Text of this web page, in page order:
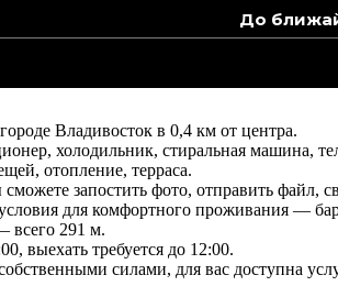
До
Владивосток в 0,4 км от центра.
холодильник, стиральная машина,
отопление, терраса.
запостить фото, отправить файл,
для комфортного проживания —
всего 291 м.
выехать требуется до 12:00.
силами, для вас доступна